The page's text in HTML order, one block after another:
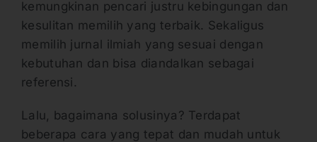
kemungkinan pencari justru kebingungan dan
kesulitan memilih yang terbaik. Sekaligus
memilih jurnal ilmiah yang sesuai dengan
kebutuhan dan bisa diandalkan sebagai
referensi.
Lalu, bagaimana solusinya? Terdapat
beberapa cara yang tepat dan mudah untuk